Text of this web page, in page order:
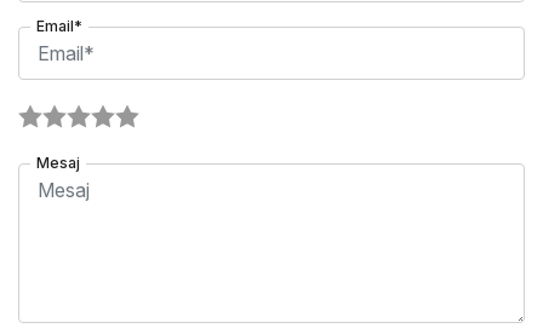
Email*
Mesaj